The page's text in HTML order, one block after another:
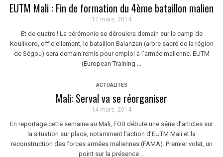
EUTM Mali : Fin de formation du 4ème bataillon malien
17 mars, 2014
Et de quatre ! La cérémonie se déroulera demain sur le camp de
Koulikoro, officiellement, le bataillon Balanzan (arbre sacré de la région
de Ségou) sera demain remis pour emploi à l’armée malienne. EUTM
(European Training ...
ACTUALITÉS
Mali: Serval va se réorganiser
14 mars, 2014
En reportage cette semaine au Mali, FOB débute une série d’articles sur
la situation sur place, notamment l’action d’EUTM Mali et la
reconstruction des forces armées maliennes (FAMA). Premier volet, un
point sur la présence ...